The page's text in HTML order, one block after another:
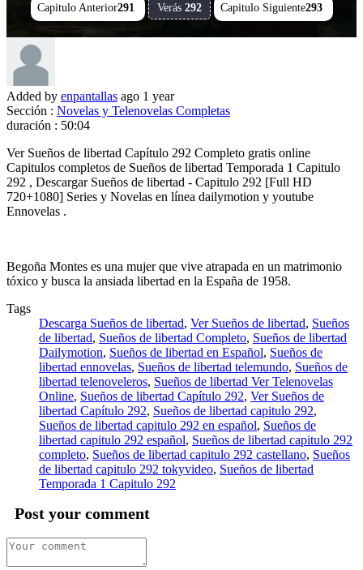
Capitulo Anterior291 Verás 292 Capitulo Siguiente293
Added by enpantallas ago 1 year
Sección : Novelas y Telenovelas Completas
duración : 50:04
Ver Sueños de libertad Capítulo 292 Completo gratis online
Capitulos completos de Sueños de libertad Temporada 1 Capitulo
292 , Descargar Sueños de libertad - Capitulo 292 [Full HD
720+1080] Series y Novelas en línea dailymotion y youtube
Ennovelas .
Begoña Montes es una mujer que vive atrapada en un matrimonio
tóxico y busca la ansiada libertad en la España de 1958.
Tags
Descarga Sueños de libertad, Ver Sueños de libertad, Sueños
de libertad, Sueños de libertad Completo, Sueños de libertad
Dailymotion, Sueños de libertad en Español, Sueños de
libertad ennovelas, Sueños de libertad telemundo, Sueños de
libertad telenoveleros, Sueños de libertad Ver Telenovelas
Online, Sueños de libertad Capítulo 292, Ver Sueños de
libertad Capítulo 292, Sueños de libertad capitulo 292,
Sueños de libertad capitulo 292 en español, Sueños de
libertad capitulo 292 español, Sueños de libertad capitulo 292
completo, Sueños de libertad capitulo 292 castellano, Sueños
de libertad capitulo 292 tokyvideo, Sueños de libertad
Temporada 1 Capitulo 292
Post your comment